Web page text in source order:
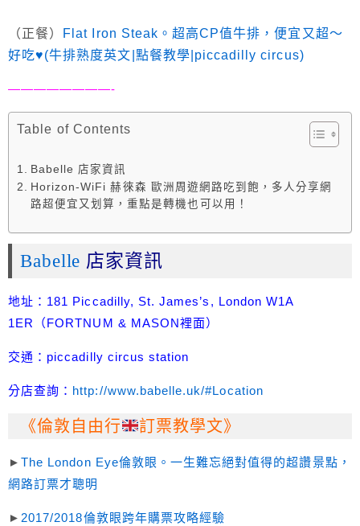
（正餐）
Flat Iron Steak。超高CP值牛排，便宜又超～
好吃♥(牛排熟度英文|點餐教學|piccadilly circus)
————————-
Table of Contents
Babelle 店家資訊
Horizon-WiFi 赫徠森 歐洲周遊網路吃到飽，多人分享網
路超便宜又划算，重點是轉機也可以用！
Babelle 店家資訊
地址：181 Piccadilly, St. James’s, London W1A
1ER（FORTNUM & MASON裡面）
交通：piccadilly circus station
分店查詢： http://www.babelle.uk/#Location
《倫敦自由行 訂票教學文》
►The London Eye倫敦眼。一生難忘絕對值得的超讚景點，
網路訂票才聰明
► 2017/2018倫敦眼跨年購票攻略經驗